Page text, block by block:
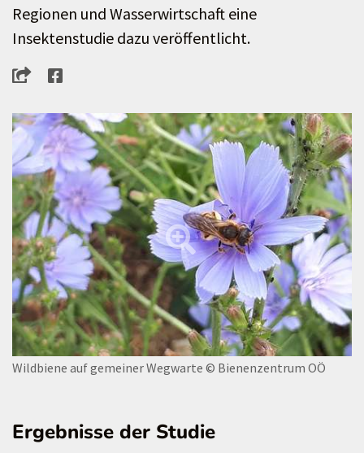
Regionen und Wasserwirtschaft eine
Insektenstudie dazu veröffentlicht.
Wildbiene auf gemeiner Wegwarte © Bienenzentrum OÖ
Ergebnisse der Studie